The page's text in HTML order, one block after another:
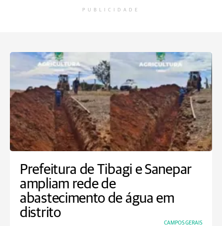
PUBLICIDADE
Prefeitura de Tibagi e Sanepar
ampliam rede de
abastecimento de água em
distrito
CAMPOS GERAIS